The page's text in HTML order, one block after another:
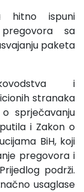
hitno ispuni
sa
paketa
i
stranaka
sprječavanju
i Zakon o
BiH, koji
pregovora i
podrži.
usaglase